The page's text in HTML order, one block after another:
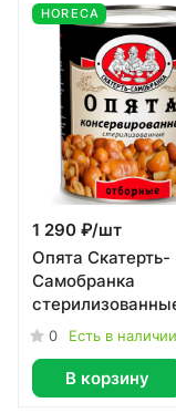
HORECA
1 290 ₽/шт
Опята Скатерть-
Самобранка
0 Есть в наличии
В корзину